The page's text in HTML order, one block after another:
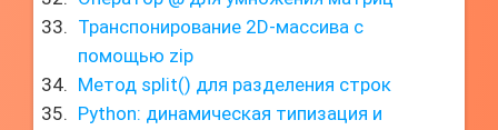
Транспонирование 2D-массива с
помощью zip
Метод split() для разделения строк
Python: динамическая типизация и